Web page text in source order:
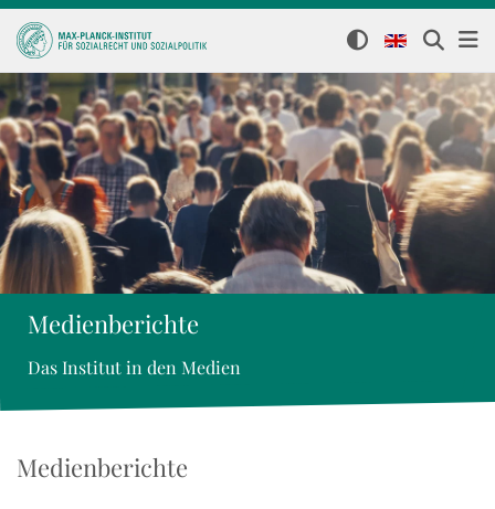
Medienberichte
Das Institut in den Medien
Medienberichte